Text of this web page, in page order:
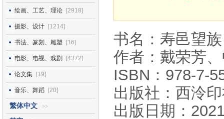
绘画、工艺、理论 [2918]
摄影、设计 [1214]
书法、篆刻、雕塑 [16]
电影、电视、戏剧 [4372]
论文集 [19]
音乐、舞蹈 [20]
繁体中文 >>
书名：寿邑望族
作者：戴荣芳
ISBN：978-7-
出版社：西泠
出版日期：